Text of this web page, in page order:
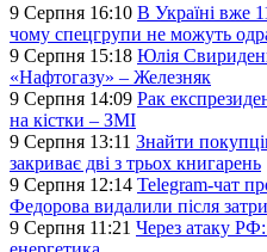
9 Серпня 16:10 В Україні вже
чому спецгрупи не можуть
9 Серпня 15:18 Юлія
«Нафтогазу» – Железняк
9 Серпня 14:09 Рак
на кістки – ЗМІ
9 Серпня 13:11 Знайти
закриває дві з трьох книгарень
9 Серпня 12:14 Telegram-чат
Федорова видалили після
9 Серпня 11:21 Через атаку